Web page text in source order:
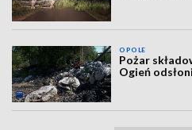
OPOLE
Pożar
Ogień